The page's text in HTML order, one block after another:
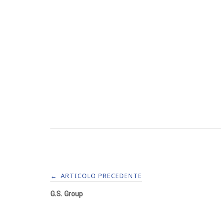
Navigazione
articoli
← ARTICOLO PRECEDENTE
G.S. Group